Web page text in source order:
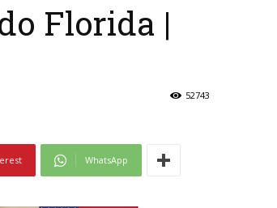
Florida |
52743
WhatsApp